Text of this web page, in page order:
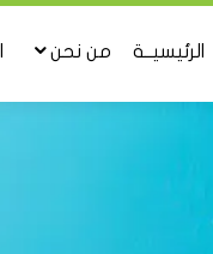
الرئيسيــة من نحن